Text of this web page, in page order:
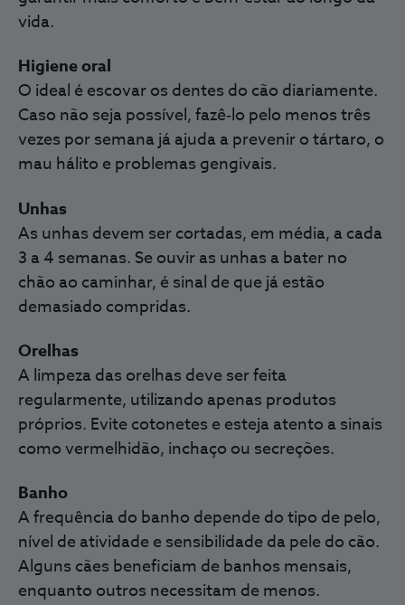
vida.
Higiene oral
O ideal é escovar os dentes do cão diariamente.
Caso não seja possível, fazê‑lo pelo menos três
vezes por semana já ajuda a prevenir o tártaro, o
mau hálito e problemas gengivais.
Unhas
As unhas devem ser cortadas, em média, a cada
3 a 4 semanas. Se ouvir as unhas a bater no
chão ao caminhar, é sinal de que já estão
demasiado compridas.
Orelhas
A limpeza das orelhas deve ser feita
regularmente, utilizando apenas produtos
próprios. Evite cotonetes e esteja atento a sinais
como vermelhidão, inchaço ou secreções.
Banho
A frequência do banho depende do tipo de pelo,
nível de atividade e sensibilidade da pele do cão.
Alguns cães beneficiam de banhos mensais,
enquanto outros necessitam de menos.